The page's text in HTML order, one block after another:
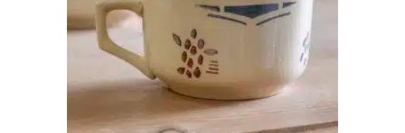
AJOUTER AU PANIER